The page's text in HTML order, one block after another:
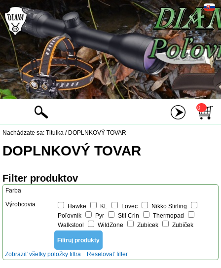
0
Nachádzate sa: Titulka / DOPLNKOVÝ TOVAR
DOPLNKOVÝ TOVAR
Filter produktov
Farba
Výrobcovia
Hawke KL Lovec
Nikko Stirling
Poľovník
Pyr Stil Crin
Thermopad
Walkstool
WildZone Zubicek Zubiček
Zobraziť všetky položky filtra Resetovať filter